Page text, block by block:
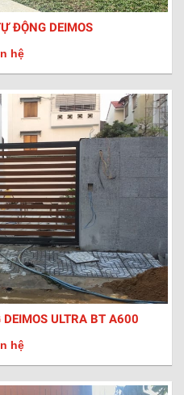
ĐỘNG DEIMOS
hệ
ULTRA BT A600
hệ